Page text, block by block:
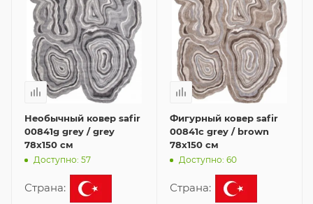
Необычный ковер safir
00841g grey / grey
78x150 см
Доступно: 57
Страна:
Фигурный ковер safir
00841c grey / brown
78x150 см
Доступно: 60
Страна: